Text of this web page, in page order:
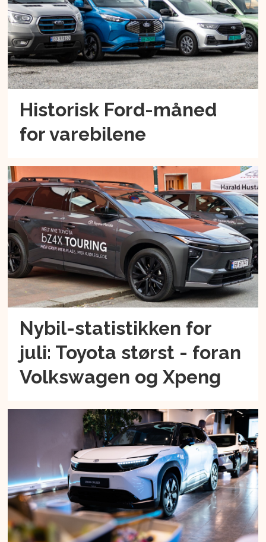
Historisk Ford-måned
for varebilene
Nybil-statistikken for
juli: Toyota størst - foran
Volkswagen og Xpeng